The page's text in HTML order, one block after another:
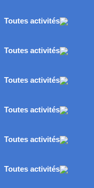
Toutes activités
Toutes activités
Toutes activités
Toutes activités
Toutes activités
Toutes activités